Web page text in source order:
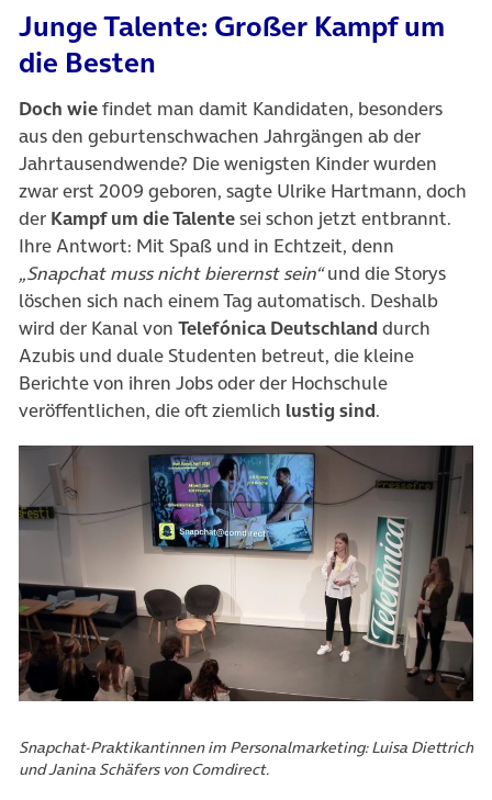
Junge Talente: Großer Kampf um
die Besten
Doch wiefindet man damit Kandidaten, besonders
aus den geburtenschwachen Jahrgängen ab der
Jahrtausendwende? Die wenigsten Kinder wurden
zwar erst 2009 geboren, sagte Ulrike Hartmann, doch
der Kampf um die Talentesei schon jetzt entbrannt.
Ihre Antwort: Mit Spaß und in Echtzeit, denn
„Snapchat muss nicht bierernst sein“und die Storys
löschen sich nach einem Tag automatisch. Deshalb
wird der Kanal von Telefónica Deutschland durch
Azubis und duale Studenten betreut, die kleine
Berichte von ihren Jobs oder der Hochschule
veröffentlichen, die oft ziemlich lustig sind.
Snapchat-Praktikantinnen im Personalmarketing: Luisa Diettrich
und Janina Schäfers von Comdirect.